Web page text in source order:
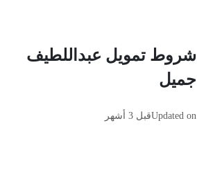
شروط تمويل عبداللطيف
جميل
Updated onقبل 3 أشهر